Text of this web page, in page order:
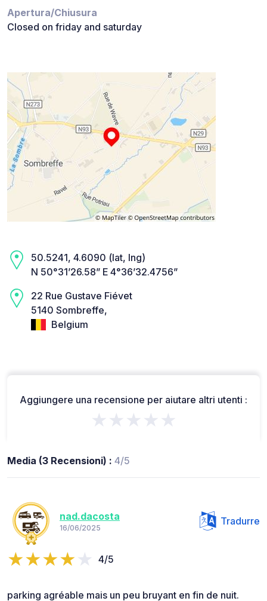
Apertura/Chiusura
Closed on friday and saturday
50.5241, 4.6090 (lat, lng)
N 50°31’26.58” E 4°36’32.4756”
22 Rue Gustave Fiévet
5140 Sombreffe,
Belgium
Aggiungere una recensione per aiutare altri utenti :
★★★★★
Media (3 Recensioni) : 4/5
nad.dacosta
16/06/2025
Tradurre
4/5
parking agréable mais un peu bruyant en fin de nuit.